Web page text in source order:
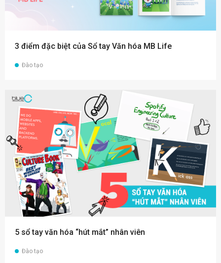
3 điểm đặc biệt của Sổ tay Văn hóa MB Life
Đào tạo
5 sổ tay văn hóa “hút mắt” nhân viên
Đào tạo